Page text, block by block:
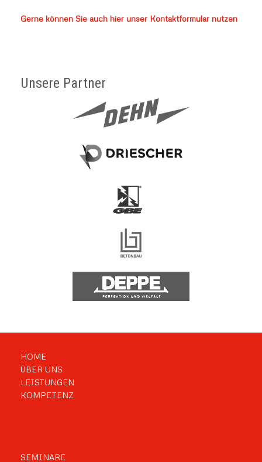
Gerne können Sie auch hier unser Kontaktformular nutzen
Unsere Partner
HOME
ÜBER UNS
LEISTUNGEN
KOMPETENZ
SEMINARE